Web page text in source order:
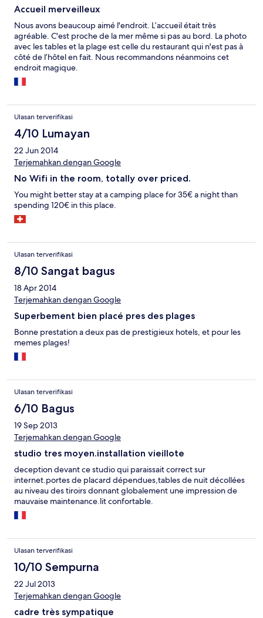
Accueil merveilleux
Nous avons beaucoup aimé l'endroit. L’accueil était très
agréable. C'est proche de la mer même si pas au bord. La photo
avec les tables et la plage est celle du restaurant qui n'est pas à
côté de l’hôtel en fait. Nous recommandons néanmoins cet
endroit magique.
Ulasan terverifikasi
4/10 Lumayan
22 Jun 2014
Terjemahkan dengan Google
No Wifi in the room, totally over priced.
You might better stay at a camping place for 35€ a night than
spending 120€ in this place.
Ulasan terverifikasi
8/10 Sangat bagus
18 Apr 2014
Terjemahkan dengan Google
Superbement bien placé pres des plages
Bonne prestation a deux pas de prestigieux hotels, et pour les
memes plages!
Ulasan terverifikasi
6/10 Bagus
19 Sep 2013
Terjemahkan dengan Google
studio tres moyen.installation vieillote
deception devant ce studio qui paraissait correct sur
internet.portes de placard dépendues,tables de nuit décollées
au niveau des tiroirs donnant globalement une impression de
mauvaise maintenance.lit confortable.
Ulasan terverifikasi
10/10 Sempurna
22 Jul 2013
Terjemahkan dengan Google
cadre très sympatique